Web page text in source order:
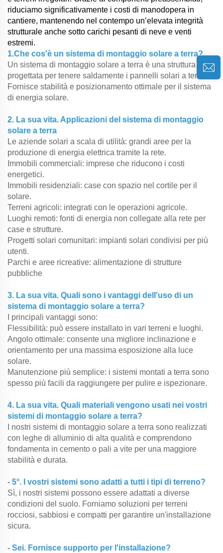
riduciamo significativamente i costi di manodopera in
cantiere, mantenendo nel contempo un’elevata integrità
strutturale anche sotto carichi pesanti di neve e venti
estremi.
1.Che cos'è un sistema di montaggio solare a terra?
Un sistema di montaggio solare a terra è una struttura
progettata per tenere saldamente i pannelli solari a terra.
Fornisce stabilità e posizionamento ottimale per il sistema
di energia solare.
2. La sua vita. Applicazioni del sistema di montaggio
solare a terra
Le aziende solari a scala di utilità: grandi aree per la
produzione di energia elettrica tramite la rete.
Immobili commerciali: imprese che riducono i costi
energetici.
Immobili residenziali: case con spazio nel cortile per il
solare.
Terreni agricoli: integrati con le operazioni agricole.
Luoghi remoti: fonti di energia non collegate alla rete per
case e strutture.
Progetti solari comunitari: impianti solari condivisi per più
utenti.
Parchi e aree ricreative: alimentazione di strutture
pubbliche
3. La sua vita. Quali sono i vantaggi dell'uso di un
sistema di montaggio solare a terra?
I principali vantaggi sono:
Flessibilità: può essere installato in vari terreni e luoghi.
Angolo ottimale: consente una migliore inclinazione e
orientamento per una massima esposizione alla luce
solare.
Manutenzione più semplice: i sistemi montati a terra sono
spesso più facili da raggiungere per pulire e ispezionare.
4. La sua vita. Quali materiali vengono usati nei vostri
sistemi di montaggio solare a terra?
I nostri sistemi di montaggio solare a terra sono realizzati
con leghe di alluminio di alta qualità e comprendono
fondamenta in cemento o pali a vite per una maggiore
stabilità e durata.
- 5°. I vostri sistemi sono adatti a tutti i tipi di terreno?
Sì, i nostri sistemi possono essere adattati a diverse
condizioni del suolo. Forniamo soluzioni per terreni
rocciosi, sabbiosi e compatti per garantire un'installazione
sicura.
- Sei. Fornisce supporto per l'installazione?